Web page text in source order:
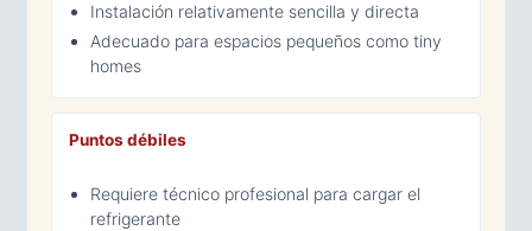
Instalación relativamente sencilla y directa
Adecuado para espacios pequeños como tiny
homes
Puntos débiles
Requiere técnico profesional para cargar el
refrigerante